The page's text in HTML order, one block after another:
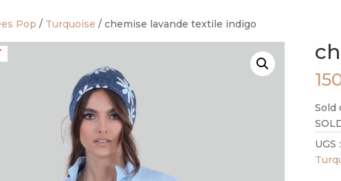
Pop / Turquoise / chemise lavande textile indigo
Sold
UGS :